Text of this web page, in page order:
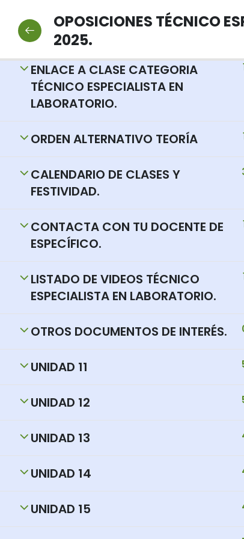
NORMAS Y PROTOCOLOS DE
INTERÉS.
ENLACE A CLASE CATEGORIA
TÉCNICO ESPECIALISTA EN
LABORATORIO.
ORDEN ALTERNATIVO TEORÍA
CALENDARIO DE CLASES Y
FESTIVIDAD.
CONTACTA CON TU DOCENTE DE
ESPECÍFICO.
LISTADO DE VIDEOS TÉCNICO
ESPECIALISTA EN LABORATORIO.
OTROS DOCUMENTOS DE INTERÉS.
UNIDAD 11
UNIDAD 12
UNIDAD 13
UNIDAD 14
UNIDAD 15
OPOSICIONES TÉCNICO
2025.